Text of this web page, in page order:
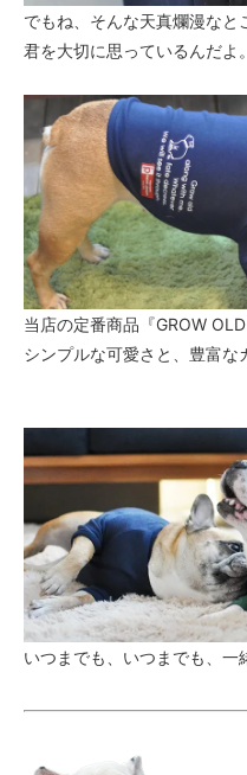
でもね、そんな天真爛漫なと
君を大切に思っているんだよ。
当店の定番商品『GROW
シンプルな可愛さと、豊富な
いつまでも、いつまでも、一